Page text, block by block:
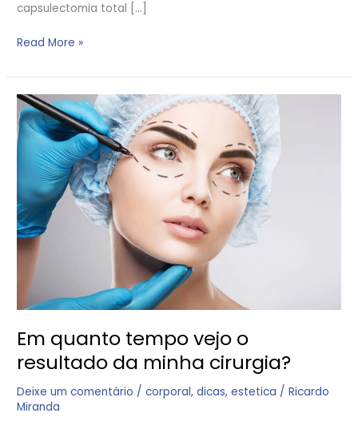
capsulectomia total […]
Read More »
Em quanto tempo vejo o
resultado da minha cirurgia?
Deixe um comentário /corporal,dicas,estetica /Ricardo
Miranda
Em
quanto
tempo
vejo
resultado
da
minha
cirurgia?